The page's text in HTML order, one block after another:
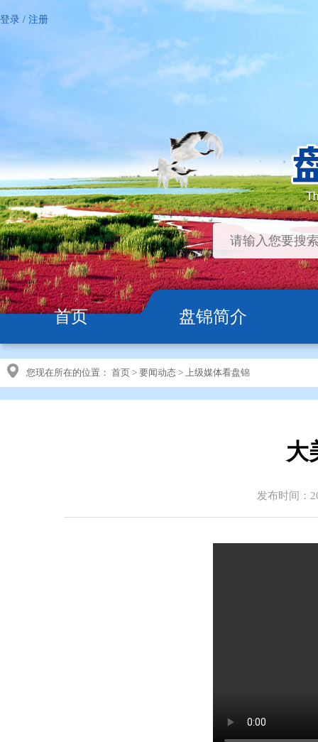
登录 / 注册
首页 盘锦简介
您现在所在的位置： 首页 > 要闻动态 > 上级媒体看盘锦
大
发布时间：